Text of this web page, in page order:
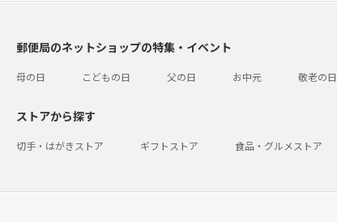
郵便局のネットショップの特集・イベント
母の日 こどもの日 父の日 お中元 敬老の日
ストアから探す
切手・はがきストア ギフトストア 食品・グルメストア